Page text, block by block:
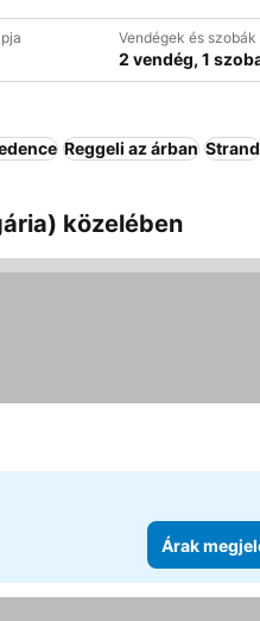
Vendégek és szobák
2 vendég, 1
Reggeli az árban Strand
közelében
Árak